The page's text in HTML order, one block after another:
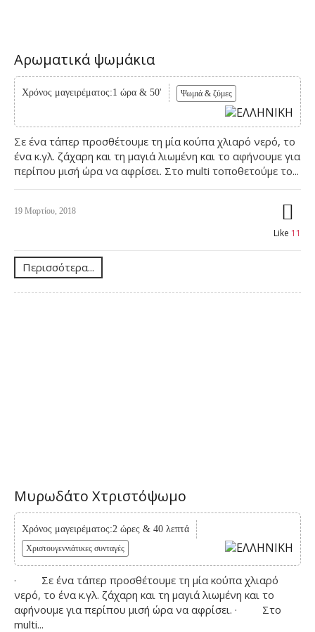
Αρωματικά ψωμάκια
Χρόνος μαγειρέματος:1 ώρα & 50' Ψωμιά & ζύμες
Σε ένα τάπερ προσθέτουμε τη μία κούπα χλιαρό νερό, το
ένα κ.γλ. ζάχαρη και τη μαγιά λιωμένη και το αφήνουμε για
περίπου μισή ώρα να αφρίσει. Στο multi τοποθετούμε το...
19 Μαρτίου, 2018
Like 11
Περισσότερα...
Μυρωδάτο Χτριστόψωμο
Χρόνος μαγειρέματος:2 ώρες & 40 λεπτά
Χριστουγεννιάτικες συνταγές
· Σε ένα τάπερ προσθέτουμε τη μία κούπα χλιαρό
νερό, το ένα κ.γλ. ζάχαρη και τη μαγιά λιωμένη και το
αφήνουμε για περίπου μισή ώρα να αφρίσει. · Στο
multi...